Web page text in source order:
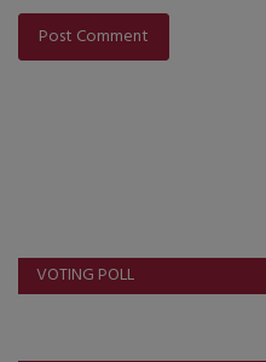
Post Comment
VOTING POLL